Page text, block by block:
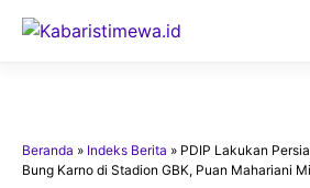
Langsung
Beranda » Indeks Berita » PDIP Lakukan
Bung Karno di Stadion GBK, Puan Mahariani